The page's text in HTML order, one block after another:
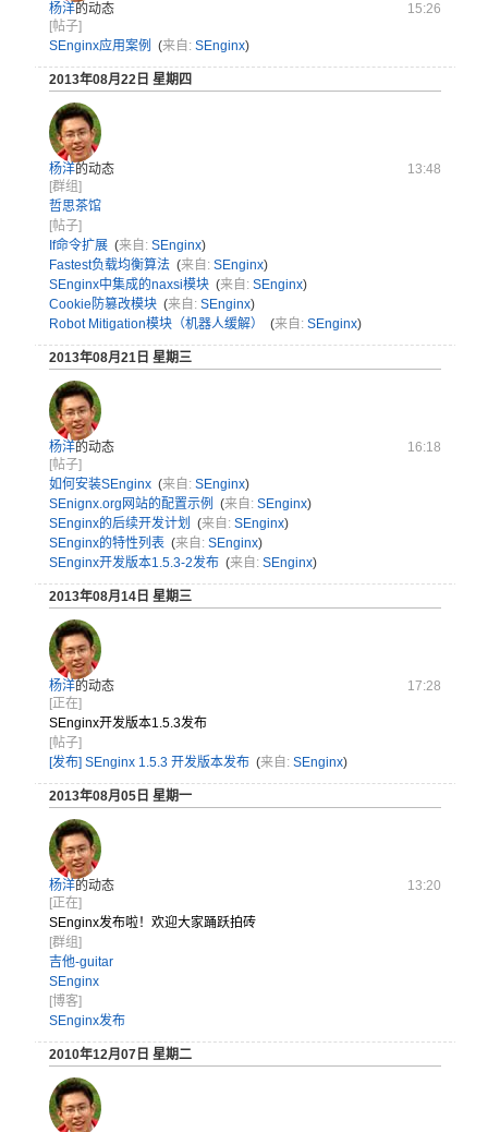
杨洋的动态
15:26
[帖子]
SEnginx应用案例
(来自: SEnginx)
2013年08月22日 星期四
杨洋的动态
13:48
[群组]
哲思茶馆
[帖子]
If命令扩展 (来自: SEnginx)
Fastest负载均衡算法 (来自: SEnginx)
SEnginx中集成的naxsi模块 (来自: SEnginx)
Cookie防篡改模块 (来自: SEnginx)
Robot Mitigation模块（机器人缓解）
(来自: SEnginx)
2013年08月21日 星期三
杨洋的动态
16:18
[帖子]
如何安装SEnginx (来自: SEnginx)
SEnignx.org网站的配置示例
(来自: SEnginx)
SEnginx的后续开发计划
(来自: SEnginx)
SEnginx的特性列表 (来自: SEnginx)
SEnginx开发版本1.5.3-2发布 (来自: SEnginx)
2013年08月14日 星期三
杨洋的动态
17:28
[正在]
SEnginx开发版本1.5.3发布
[帖子]
[发布] SEnginx 1.5.3 开发版本发布 (来自: SEnginx)
2013年08月05日 星期一
杨洋的动态
13:20
[正在]
SEnginx发布啦！欢迎大家踊跃拍砖
[群组]
吉他-guitar
SEnginx
[博客]
SEnginx发布
2010年12月07日 星期二